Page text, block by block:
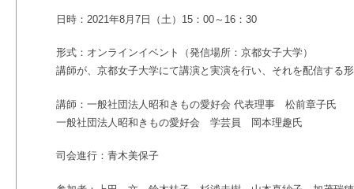
日時：2021年8月7日（土）15：00～16：30
形式：オンラインイベント（発信場所：京都女子大学）
講師が、京都女子大学にて講演と実演を行い、それを配信する
講師：一般社団法人昭和きもの愛好会 代表理事 松前章子氏
一般社団法人昭和きもの愛好会 学芸員 岡本理趣氏
司会進行：青木美保子